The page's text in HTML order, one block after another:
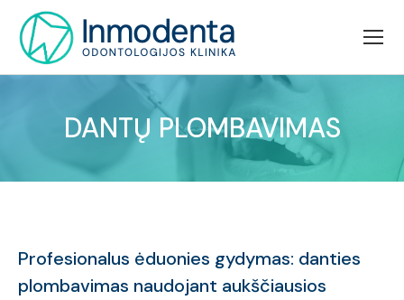
DANTŲ PLOMBAVIMAS
Jūs esate čia:
Profesionalus ėduonies gydymas: danties
plombavimas naudojant aukščiausios